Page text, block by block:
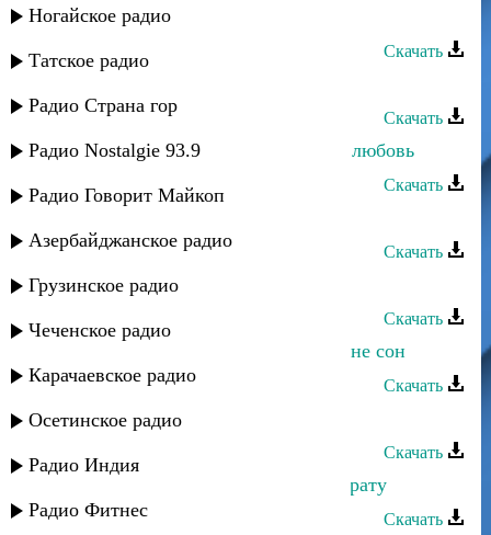
Ногайское радио
Татское радио
Радио Страна гор
Радио Nostalgie 93.9
Радио Говорит Майкоп
Азербайджанское радио
Грузинское радио
Чеченское радио
Карачаевское радио
Осетинское радио
Радио Индия
Радио Фитнес
Магомед Искандеров - Только ты
Скачать
Скачать
Магомед Аликперов - Потерянная любовь
Скачать
Скачать
Магомед Аликперов - Карие очи
Скачать
Инна и Магомед Аликперов - Это не сон
Скачать
Магомед Османов - Тюльпан
Скачать
Магомед Османов - Посвящение Брату
Скачать